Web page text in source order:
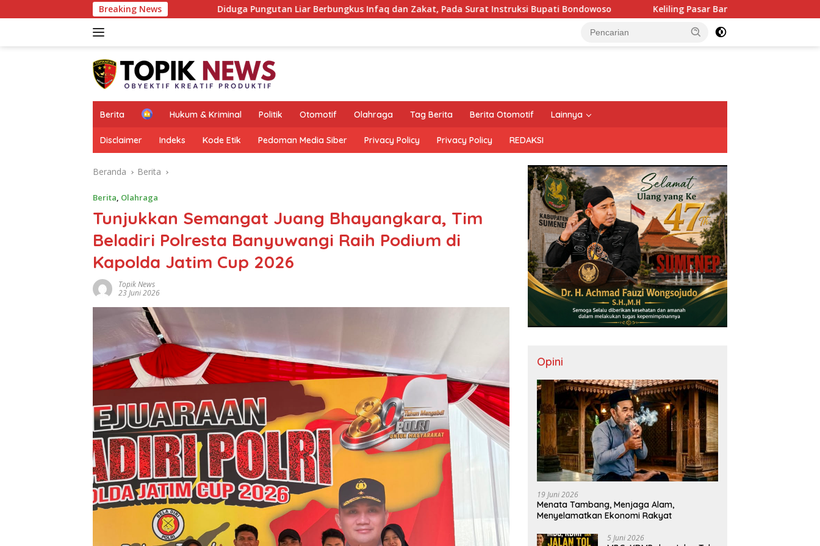
ke
Breaking News
Diduga Pungutan Liar Berbungkus Infaq dan Zakat, Pada Surat Instruksi Bupati Bondowoso Keliling Pasar Banyuwangi, Gibran Sebut Desainnya Terbaik di
Berita
H
m
Hukum & Kriminal Politik Otomotif Olahraga Tag Berita Berita Otomotif Lainnya
Disclaimer Indeks Kode Etik Pedoman Media Siber Privacy Policy Privacy Policy REDAKSI
Beranda Berita
Berita, Olahraga
Tunjukkan Semangat Juang Bhayangkara, Tim
Beladiri Polresta Banyuwangi Raih Podium di
Kapolda Jatim Cup 2026
Topik News
23 Juni 2026
Opini
19 Juni 2026
Menata Tambang, Menjaga Alam,
Menyelamatkan Ekonomi Rakyat
5 Juni 2026